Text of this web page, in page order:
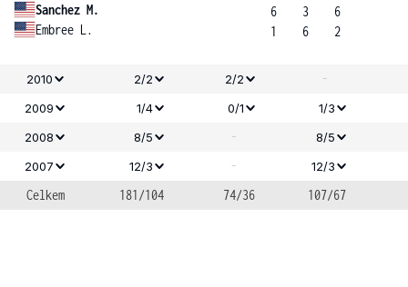
Sanchez M.
Embree L.
6
1
3
6
6
2
2010 2/2 2/2 -
2009 1/4 0/1
1/3
2008
8/5 -
8/5
2007
12/3 - 12/3
Celkem 181/104 74/36 107/67